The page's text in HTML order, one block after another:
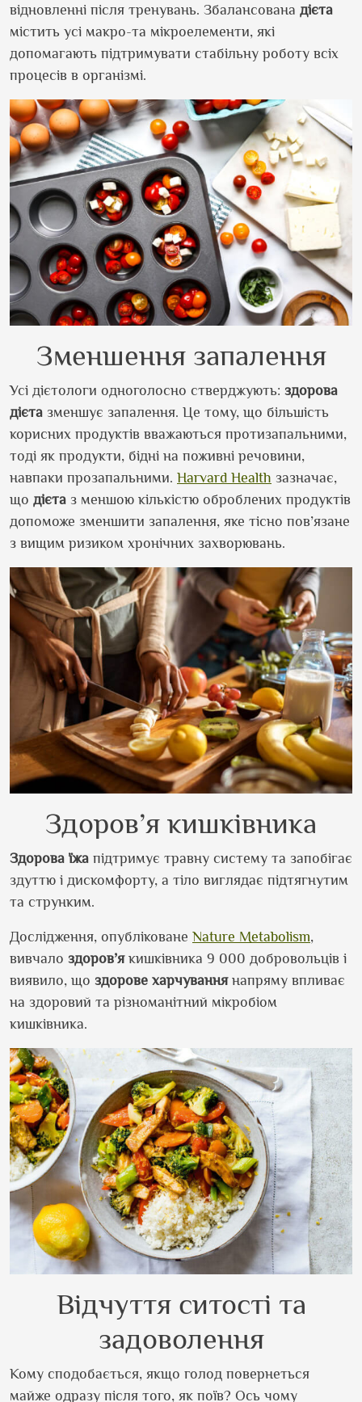
відновленні після тренувань. Збалансована дієта
містить усі макро-та мікроелементи, які
допомагають підтримувати стабільну роботу всіх
процесів в організмі.
Зменшення запалення
Усі дієтологи одноголосно стверджують: здорова
дієта зменшує запалення. Це тому, що більшість
корисних продуктів вважаються протизапальними,
тоді як продукти, бідні на поживні речовини,
навпаки прозапальними. Harvard Health зазначає,
що дієта з меншою кількістю оброблених продуктів
допоможе зменшити запалення, яке тісно пов’язане
з вищим ризиком хронічних захворювань.
Здоров’я кишківника
Здорова їжа підтримує травну систему та запобігає
здуттю і дискомфорту, а тіло виглядає підтягнутим
та струнким.
Дослідження, опубліковане Nature Metabolism,
вивчало здоров’якишківника 9 000 добровольців і
виявило, що здорове харчуваннянапряму впливає
на здоровий та різноманітний мікробіом
кишківника.
Відчуття ситості та
задоволення
Кому сподобається, якщо голод повернеться
майже одразу після того, як поїв? Ось чому